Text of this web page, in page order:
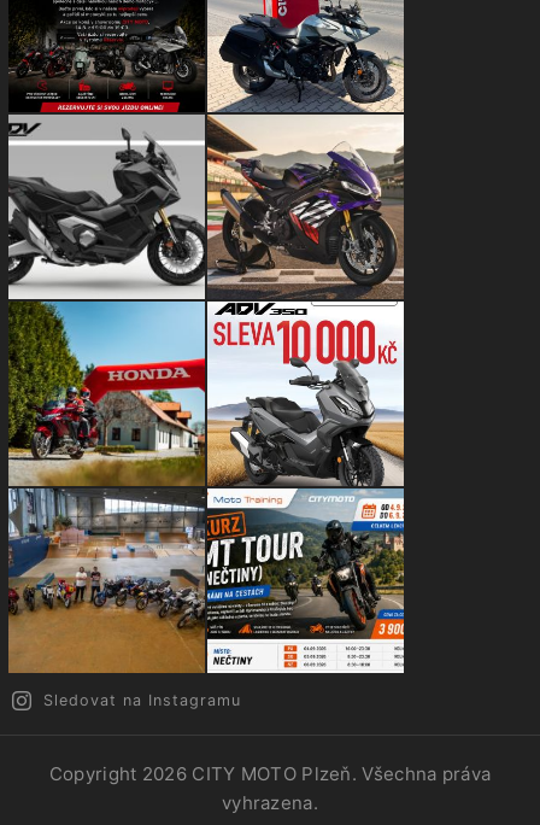
Sledovat na Instagramu
Copyright 2026 CITY MOTO Plzeň. Všechna práva
vyhrazena.